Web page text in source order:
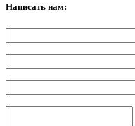
Написать нам: